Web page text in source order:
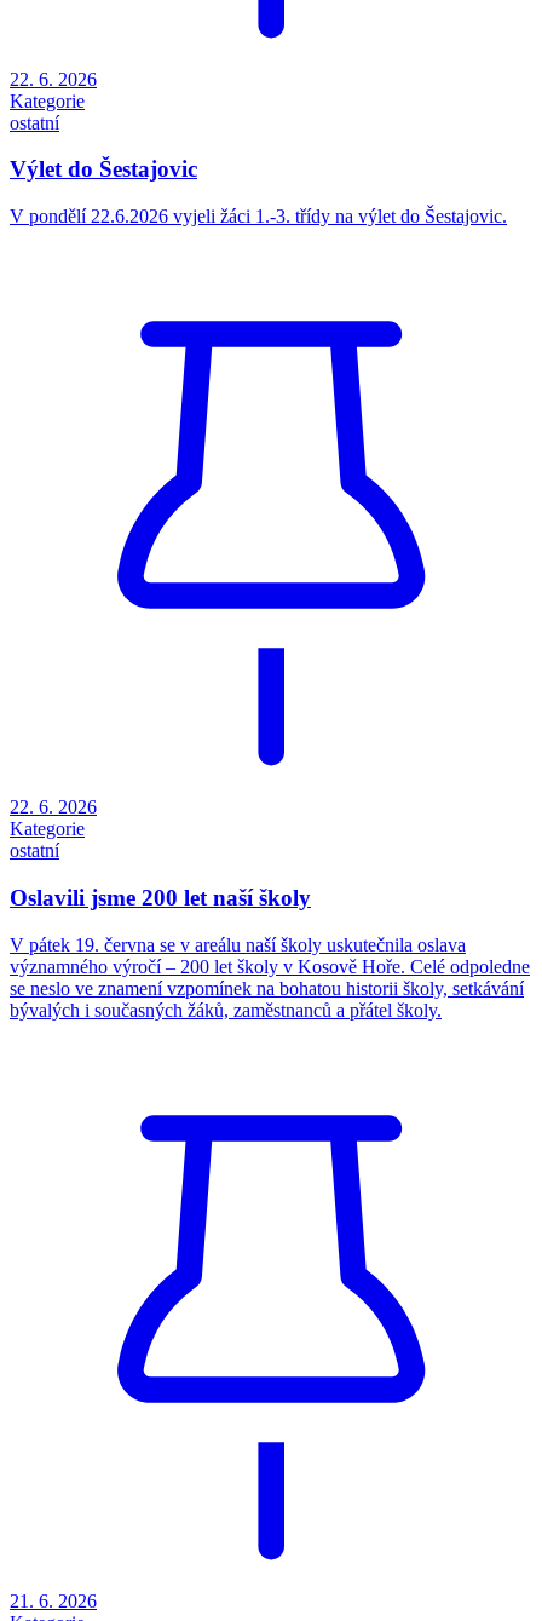
22. 6. 2026
Kategorie
ostatní
Výlet do Šestajovic
V pondělí 22.6.2026 vyjeli žáci 1.-3. třídy na výlet do Šestajovic.
22. 6. 2026
Kategorie
ostatní
Oslavili jsme 200 let naší školy
V pátek 19. června se v areálu naší školy uskutečnila oslava
významného výročí – 200 let školy v Kosově Hoře. Celé odpoledne
se neslo ve znamení vzpomínek na bohatou historii školy, setkávání
bývalých i současných žáků, zaměstnanců a přátel školy.
21. 6. 2026